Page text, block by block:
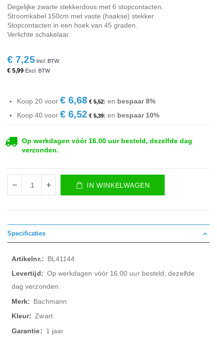
Degelijke zwarte stekkerdoos met 6 stopcontacten.
Stroomkabel 150cm met vaste (haakse) stekker.
Stopcontacten in een hoek van 45 graden.
Verlichte schakelaar.
€ 7,25
€ 5,99
Koop 20 voor € 6,68 € 5,52 en bespaar8%
Koop 40 voor € 6,52 € 5,39 en bespaar10%
Op werkdagen vóór 16.00 uur besteld, dezelfde dag
verzonden.
IN WINKELWAGEN
Specificaties
Meer
informatie
BL41144
Op werkdagen vóór 16.00 uur besteld, dezelfde
dag verzonden.
Bachmann
Zwart
1 jaar